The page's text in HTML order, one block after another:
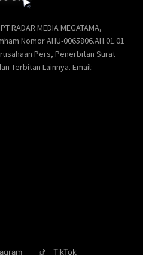
RADAR MEDIA MEGATAMA,
Nomor AHU-0065806.AH.01.01
Pers, Penerbitan Surat
Terbitan Lainnya. Email:
TikTok